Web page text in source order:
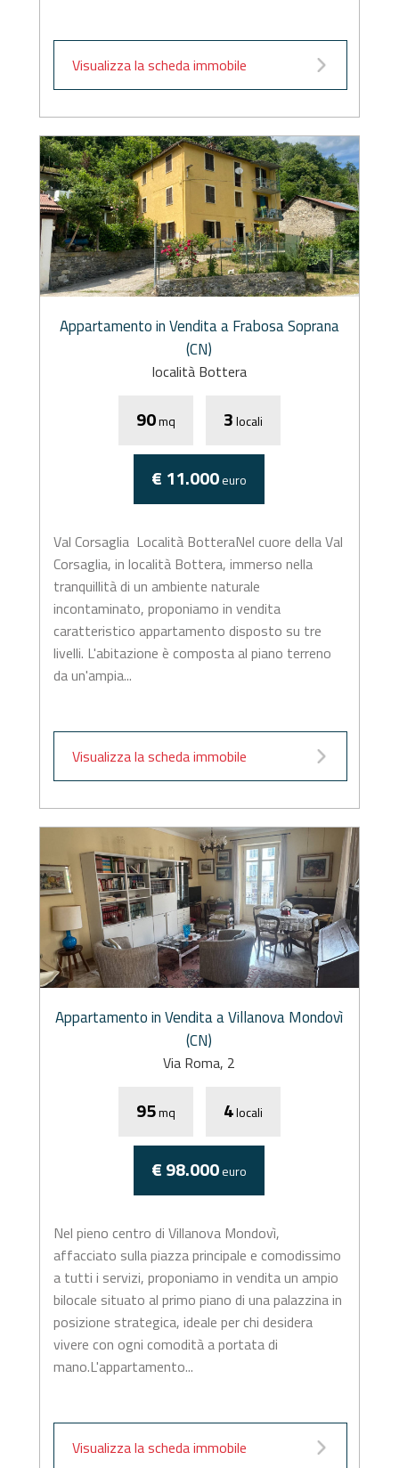
Visualizza la scheda immobile
Appartamento in Vendita a Frabosa Soprana
(CN)
località Bottera
90mq 3locali
€ 11.000euro
Val Corsaglia  Località BotteraNel cuore della Val
Corsaglia, in località Bottera, immerso nella
tranquillità di un ambiente naturale
incontaminato, proponiamo in vendita
caratteristico appartamento disposto su tre
livelli. L'abitazione è composta al piano terreno
da un'ampia...
Visualizza la scheda immobile
Appartamento in Vendita a Villanova Mondovì
(CN)
Via Roma, 2
95mq 4locali
€ 98.000euro
Nel pieno centro di Villanova Mondovì,
affacciato sulla piazza principale e comodissimo
a tutti i servizi, proponiamo in vendita un ampio
bilocale situato al primo piano di una palazzina in
posizione strategica, ideale per chi desidera
vivere con ogni comodità a portata di
mano.L'appartamento...
Visualizza la scheda immobile